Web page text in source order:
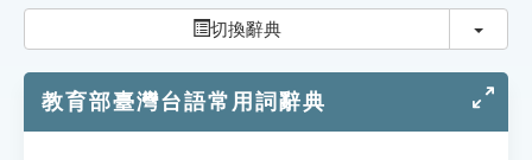
知識索引
切換辭典 切換
教育部臺灣台語常用詞辭典